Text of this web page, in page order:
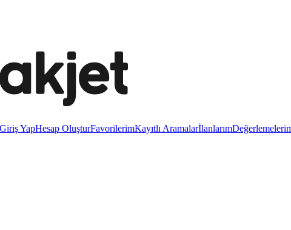
Giriş YapHesap OluşturFavorilerimKayıtlı Aramalarİlanlarım